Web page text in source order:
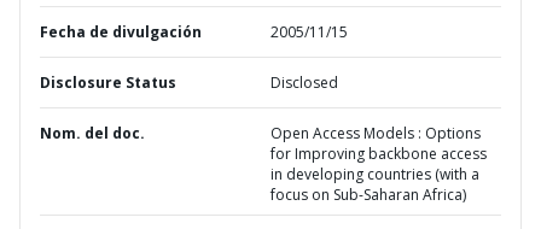
Fecha de divulgación 2005/11/15
Disclosure Status Disclosed
Nom. del doc.
Open Access Models : Options
for Improving backbone access
in developing countries (with a
focus on Sub-Saharan Africa)